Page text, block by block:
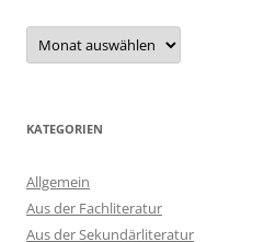
Archiv
KATEGORIEN
Allgemein
Aus der Fachliteratur
Aus der Sekundärliteratur